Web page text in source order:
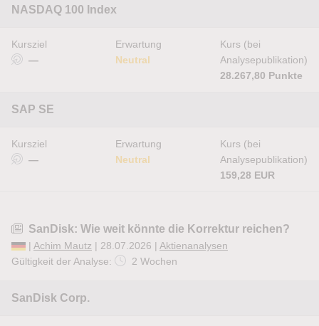
NASDAQ 100 Index
Kursziel
—
Erwartung
Neutral
Kurs (bei
Analysepublikation)
28.267,80 Punkte
SAP SE
Kursziel
—
Erwartung
Neutral
Kurs (bei
Analysepublikation)
159,28 EUR
SanDisk: Wie weit könnte die Korrektur reichen?
| Achim Mautz | 28.07.2026 | Aktienanalysen
Gültigkeit der Analyse:
2 Wochen
SanDisk Corp.